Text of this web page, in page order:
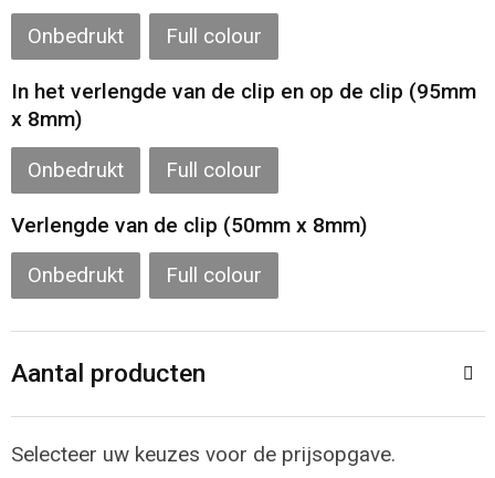
Onbedrukt Full colour
In het verlengde van de clip en op de clip (95mm
x 8mm)
Onbedrukt Full colour
Verlengde van de clip (50mm x 8mm)
Onbedrukt Full colour
Aantal producten
Selecteer uw keuzes voor de prijsopgave.